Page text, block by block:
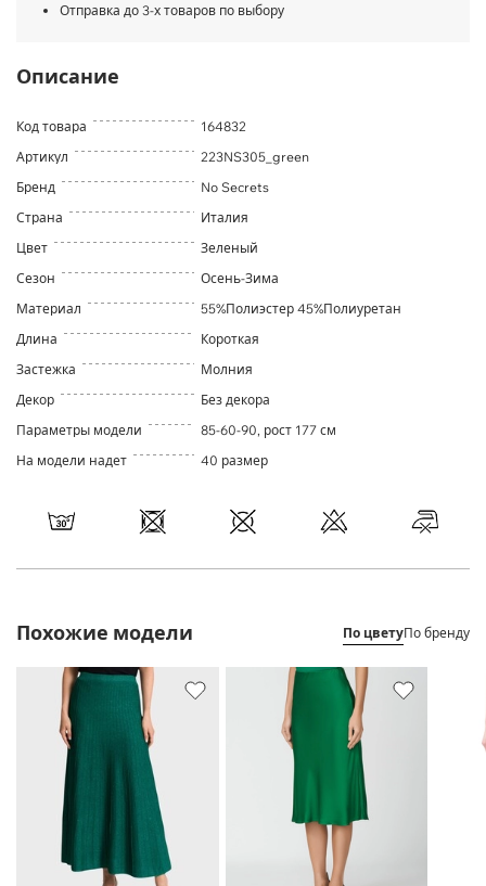
Отправка до 3-х товаров по выбору
Описание
Код товара
164832
Артикул
223NS305_green
Бренд
No Secrets
Страна
Италия
Цвет
Зеленый
Сезон
Осень-Зима
Материал
55%Полиэстер 45%Полиуретан
Длина
Короткая
Застежка
Молния
Декор
Без декора
Параметры модели
85-60-90, рост 177 см
На модели надет
40 размер
Похожие модели По цветуПо бренду